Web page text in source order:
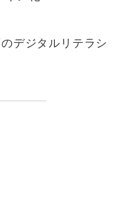
デジタルリテラシ